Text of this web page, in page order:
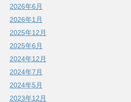
2026年6月
2026年1月
2025年12月
2025年6月
2024年12月
2024年7月
2024年5月
2023年12月